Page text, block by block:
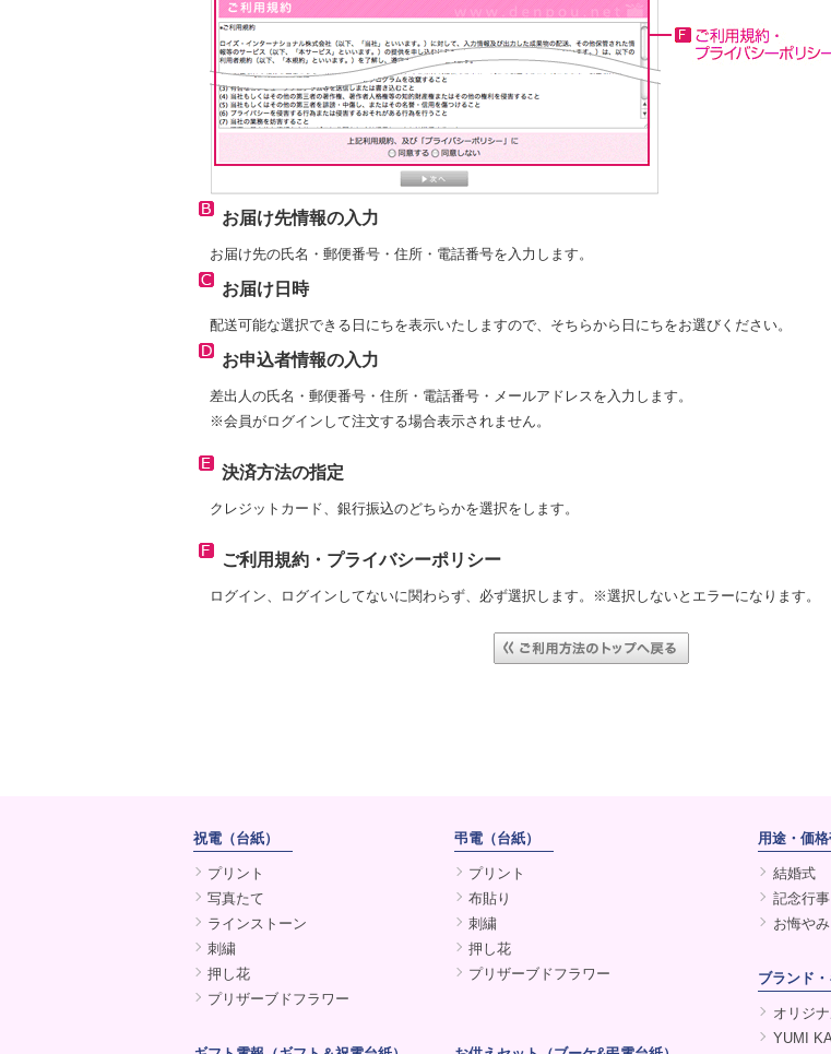
お届け先情報の入力
お届け先の氏名・郵便番号・住所・電話番号を入力します。
お届け日時
配送可能な選択できる日にちを表示いたしますので、そちらから日にちをお選びください。
お申込者情報の入力
差出人の氏名・郵便番号・住所・電話番号・メールアドレスを入力します。
※会員がログインして注文する場合表示されません。
決済方法の指定
クレジットカード、銀行振込のどちらかを選択をします。
ご利用規約・プライバシーポリシー
ログイン、ログインしてないに関わらず、必ず選択します。※選択しないとエラーになります。
祝電（台紙）
プリント
写真たて
ラインストーン
刺繍
押し花
プリザーブドフラワー
弔電（台紙）
プリント
布貼り
刺繍
押し花
プリザーブドフラワー
用途・価
結婚式
記念行事
お悔や
ブランド
オリジ
YUMI